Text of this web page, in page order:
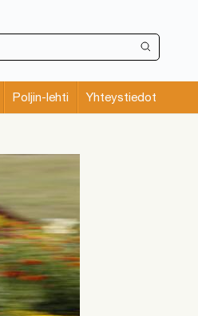
Poljin-lehti Yhteystiedot